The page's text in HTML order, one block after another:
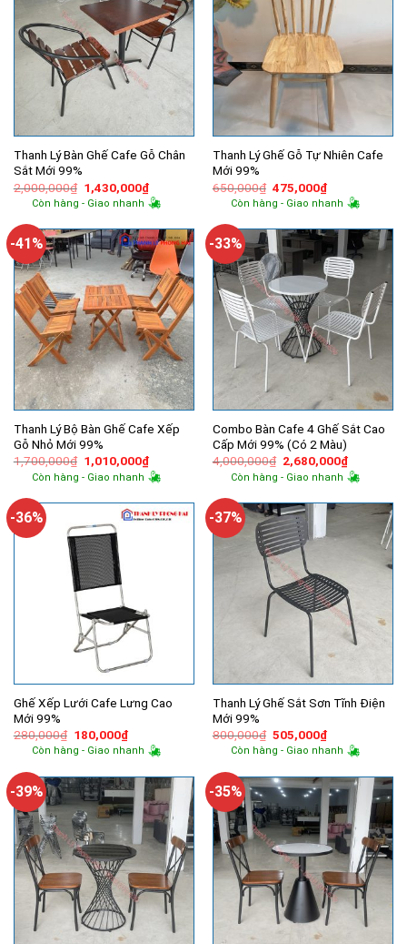
Thanh Lý Bàn Ghế Cafe Gỗ Chân
Sắt Mới 99%
2,000,000₫ Giá
gốc
là:
1,430,000₫Giá
hiện
tại
1,430,000₫.
Còn hàng - Giao nhanh
Thanh Lý Ghế Gỗ Tự Nhiên Cafe
Mới 99%
650,000₫ Giá
gốc
là:
475,000₫Giá
hiện
tại
475,000₫.
Còn hàng - Giao nhanh
-41%
Thanh Lý Bộ Bàn Ghế Cafe Xếp
Gỗ Nhỏ Mới 99%
1,700,000₫ Giá
gốc
là:
1,010,000₫Giá
hiện
tại
1,010,000₫.
Còn hàng - Giao nhanh
-33%
Combo Bàn Cafe 4 Ghế Sắt Cao
Cấp Mới 99% (Có 2 Màu)
4,000,000₫ Giá
gốc
là:
2,680,000₫Giá
hiện
tại
Còn hàng - Giao nhanh
-36%
Ghế Xếp Lưới Cafe Lưng Cao
Mới 99%
280,000₫ Giá
gốc
là:
180,000₫Giá
hiện
tại
180,000₫.
Còn hàng - Giao nhanh
-37%
Thanh Lý Ghế Sắt Sơn Tĩnh Điện
Mới 99%
800,000₫ Giá
gốc
là:
505,000₫Giá
hiện
tại
505,000₫.
Còn hàng - Giao nhanh
-39% -35%